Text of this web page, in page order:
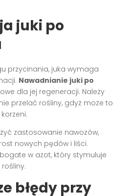
juki po
przycinania, juka wymaga
Nawadnianie juki po
dla jej regeneracji. Należy
przelać rośliny, gdyż może to
zastosowanie nawozów,
nowych pędów i liści.
w azot, który stymuluje
błędy przy